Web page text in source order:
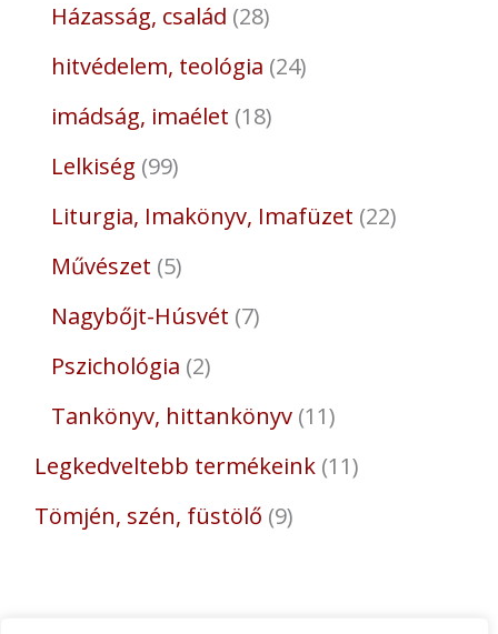
Házasság, család 28
hitvédelem, teológia 24
imádság, imaélet 18
Lelkiség 99
Liturgia, Imakönyv, Imafüzet 22
Művészet 5
Nagybőjt-Húsvét 7
Pszichológia 2
Tankönyv, hittankönyv 11
Legkedveltebb termékeink 11
Tömjén, szén, füstölő 9